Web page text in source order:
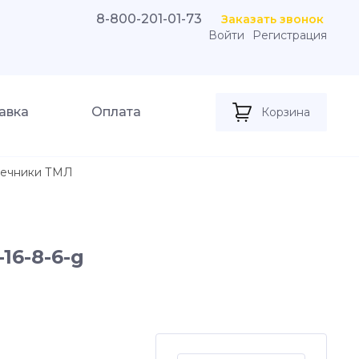
8-800-201-01-73
Заказать звонок
Войти
Регистрация
Оплата Корзина
ТМЛ
8-6-g